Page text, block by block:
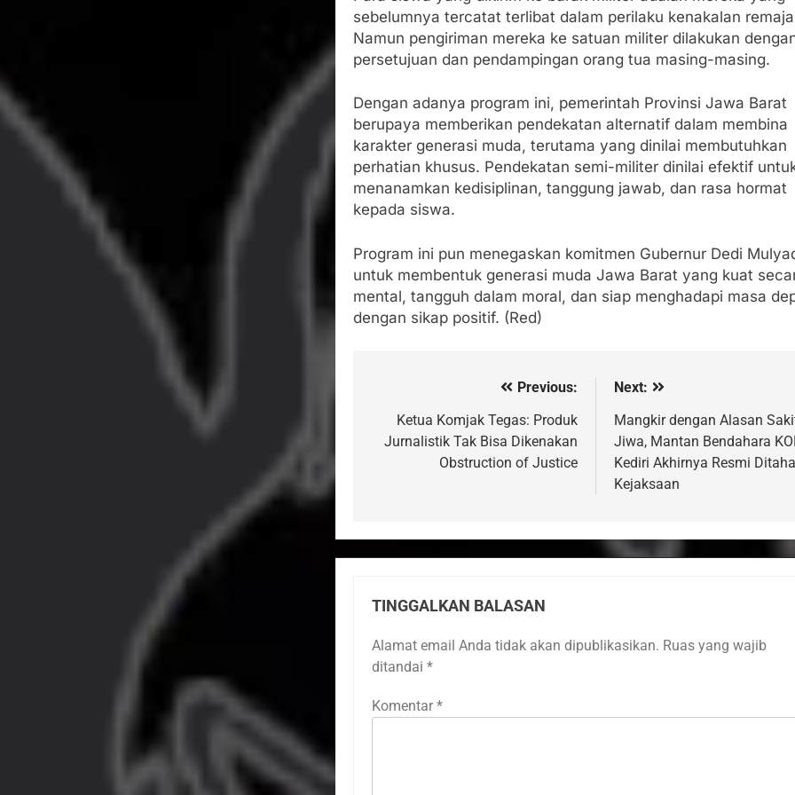
sebelumnya tercatat terlibat dalam perilaku kenakalan
Namun pengiriman mereka ke satuan militer dilakukan
persetujuan dan pendampingan orang tua masing-masing.
Dengan adanya program ini, pemerintah Provinsi Jawa Barat
berupaya memberikan pendekatan alternatif dalam membina
karakter generasi muda, terutama yang dinilai membutuhkan
perhatian khusus. Pendekatan semi-militer dinilai efektif
menanamkan kedisiplinan, tanggung jawab, dan rasa hormat
kepada siswa.
Program ini pun menegaskan komitmen Gubernur Dedi
untuk membentuk generasi muda Jawa Barat yang kuat
mental, tangguh dalam moral, dan siap menghadapi masa
dengan sikap positif. (Red)
pos
Previous:
Ketua Komjak Tegas: Produk
Jurnalistik Tak Bisa Dikenakan
Obstruction of Justice
Next:
Mangkir dengan Alasan
Jiwa, Mantan Bendahara
Kediri Akhirnya Resmi
Kejaksaan
TINGGALKAN BALASAN
Alamat email Anda tidak akan dipublikasikan. Ruas yang wajib
ditandai *
Komentar *